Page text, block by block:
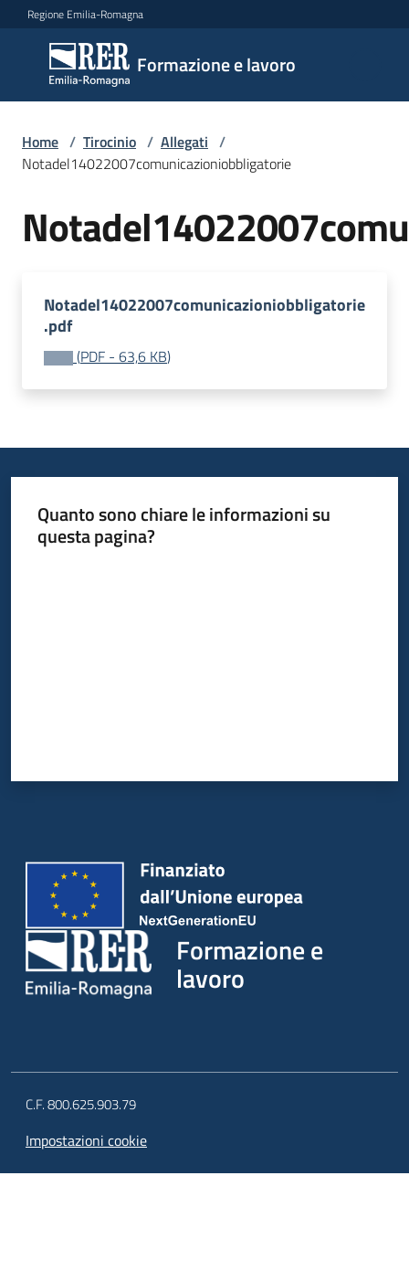
Vai al contenuto
Vai alla navigazione
Vai al footer
Regione Emilia-Romagna
Formazione e lavoro
Formazione
e lavoro
Argomenti
Novità
Servizi
Programmi
Progetti
Home / Tirocinio / Allegati /
Notadel14022007comunicazioniobbligatorie
Notadel14022007comunicazioniobbligatorie
.pdf
(PDF - 63,6 KB)
Quanto sono chiare le informazioni su
questa pagina?
Formazione e
lavoro
C.F. 800.625.903.79
Impostazioni cookie